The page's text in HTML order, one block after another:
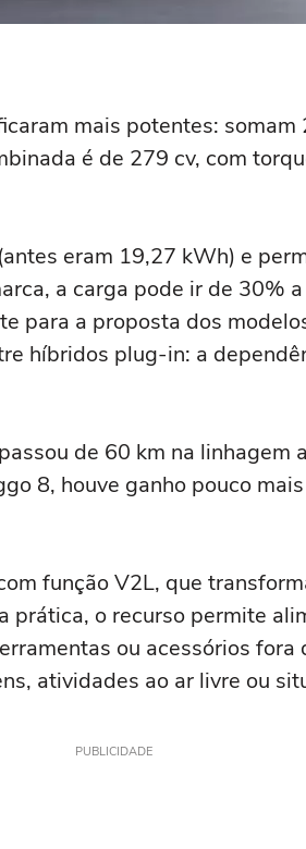
mais potentes:
é de 279 cv, com
eram 19,27 kWh) e
a carga pode ir de 30%
para a proposta dos
híbridos plug-in: a
de 60 km na linhagem
8, houve ganho pouco
função V2L, que
prática, o recurso permite
ou acessórios fora
atividades ao ar livre ou
PUBLICIDADE